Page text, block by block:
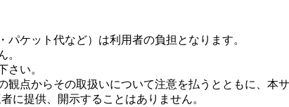
ケット代など）は利用者の負担となります。
。
さい。
点からその取扱いについて注意を払うとともに、本
に提供、開示することはありません。